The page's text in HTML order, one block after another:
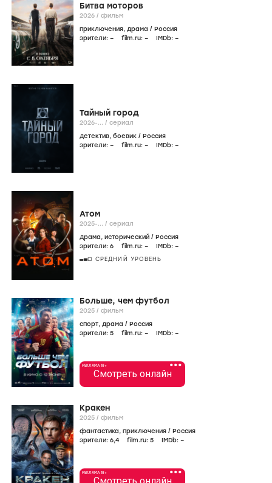
Битва моторов
2026 / фильм
приключения, драма / Россия
зрители: – film.ru: – IMDb: –
Тайный город
2026-... / сериал
детектив, боевик / Россия
зрители: – film.ru: – IMDb: –
Атом
2025-... / сериал
драма, исторический / Россия
зрители: 6 film.ru: – IMDb: –
СРЕДНИЙ УРОВЕНЬ
Больше, чем футбол
2025 / фильм
спорт, драма / Россия
зрители: 5 film.ru: – IMDb: –
•••
РЕКЛАМА 18+
Смотреть онлайн
Кракен
2025 / фильм
фантастика, приключения / Россия
зрители: 6,4 film.ru: 5 IMDb: –
•••
РЕКЛАМА 18+